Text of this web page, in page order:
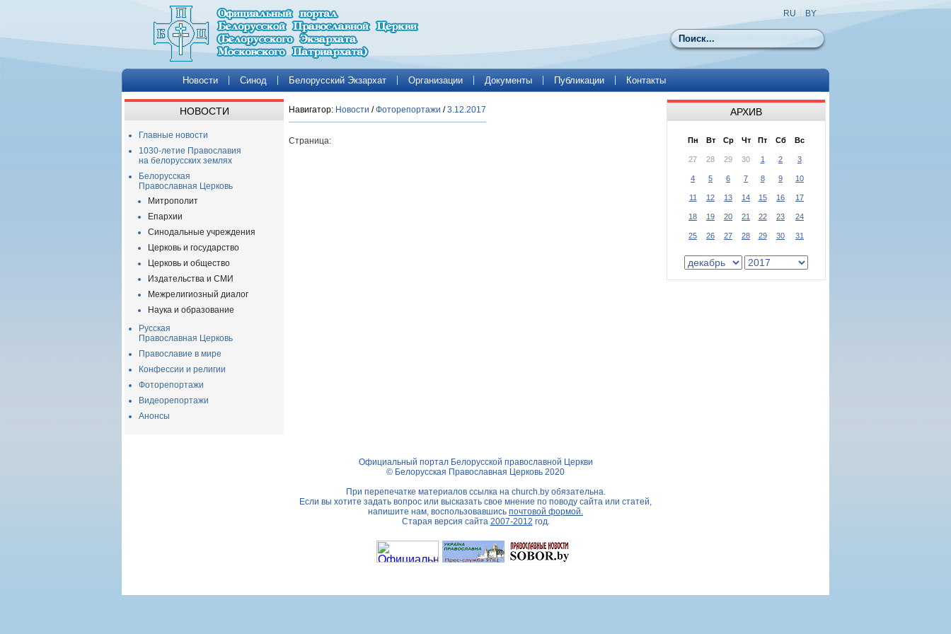
Поиск
RU BY
Новости Синод Белорусский Экзархат Организации Документы Публикации Контакты
НОВОСТИ
Главные новости
1030-летие Православия
на белорусских землях
Белорусская
Православная Церковь
Митрополит
Епархии
Синодальные учреждения
Церковь и государство
Церковь и общество
Издательства и СМИ
Межрелигиозный диалог
Наука и образование
Русская
Православная Церковь
Православие в мире
Конфессии и религии
Фоторепортажи
Видеорепортажи
Анонсы
Навигатор: Новости /Фоторепортажи /3.12.2017
Страница:
АРХИВ
Пн Вт Ср Чт Пт Сб Вс
27 28 29 30 1 2 3
4 5 6 7 8 9 10
11 12 13 14 15 16 17
18 19 20 21 22 23 24
25 26 27 28 29 30 31
Официальный портал Белорусской православной Церкви
© Белорусская Православная Церковь 2020
При перепечатке материалов ссылка на church.byобязательна.
Если вы хотите задать вопрос или высказать свое мнение по поводу сайта или статей,
напишите нам, воспользовавшись почтовой формой.
Старая версия сайта 2007-2012 год.